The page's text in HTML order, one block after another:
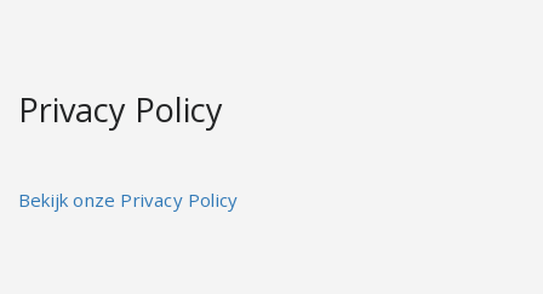
Privacy Policy
Bekijk onze Privacy Policy